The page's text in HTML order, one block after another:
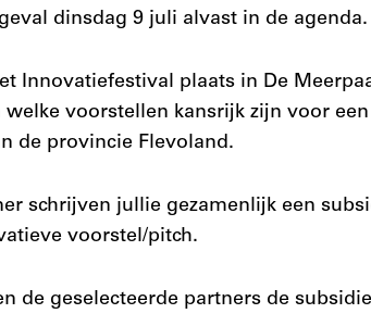
dinsdag 9 juli alvast in de agenda.
Innovatiefestival plaats in De
welke voorstellen kansrijk zijn voor
de provincie Flevoland.
schrijven jullie gezamenlijk een
voorstel/pitch.
de geselecteerde partners de